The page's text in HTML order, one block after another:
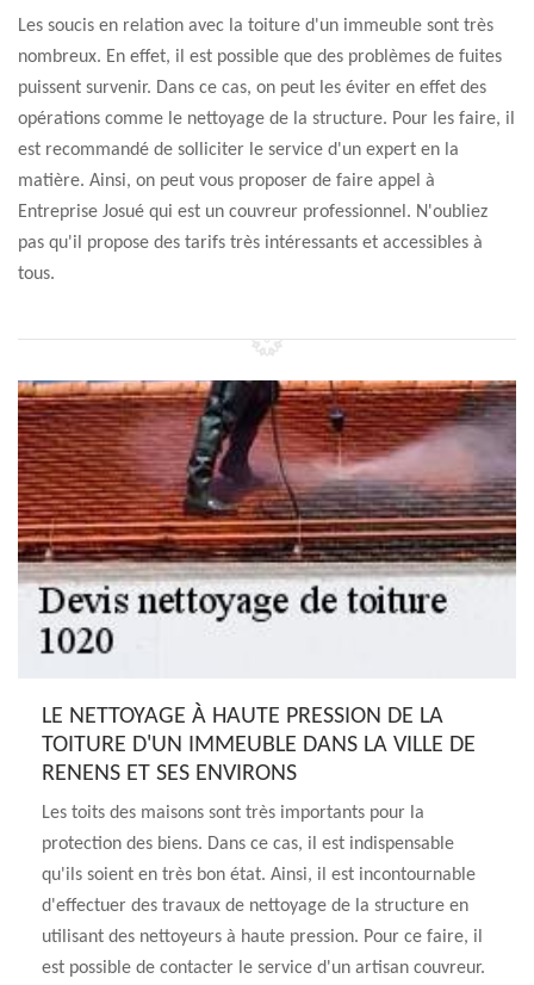
Les soucis en relation avec la toiture d'un immeuble sont très
nombreux. En effet, il est possible que des problèmes de fuites
puissent survenir. Dans ce cas, on peut les éviter en effet des
opérations comme le nettoyage de la structure. Pour les faire, il
est recommandé de solliciter le service d'un expert en la
matière. Ainsi, on peut vous proposer de faire appel à
Entreprise Josué qui est un couvreur professionnel. N'oubliez
pas qu'il propose des tarifs très intéressants et accessibles à
tous.
LE NETTOYAGE À HAUTE PRESSION DE LA
TOITURE D'UN IMMEUBLE DANS LA VILLE DE
RENENS ET SES ENVIRONS
Les toits des maisons sont très importants pour la
protection des biens. Dans ce cas, il est indispensable
qu'ils soient en très bon état. Ainsi, il est incontournable
d'effectuer des travaux de nettoyage de la structure en
utilisant des nettoyeurs à haute pression. Pour ce faire, il
est possible de contacter le service d'un artisan couvreur.